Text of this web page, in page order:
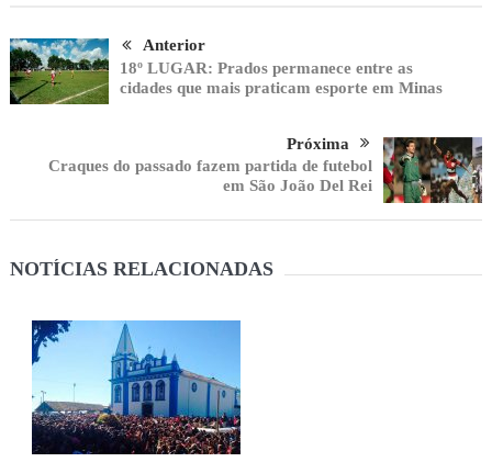
Anterior
18º LUGAR: Prados permanece entre as
cidades que mais praticam esporte em Minas
Próxima
Craques do passado fazem partida de futebol
em São João Del Rei
NOTÍCIAS RELACIONADAS